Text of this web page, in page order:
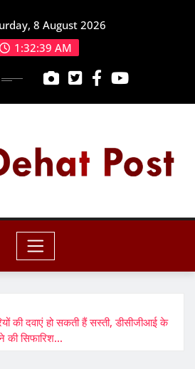
8 August 2026
1:32:41 AM
की दवाएं हो सकती हैं सस्ती, डीसीजीआई के
की सिफारिश…